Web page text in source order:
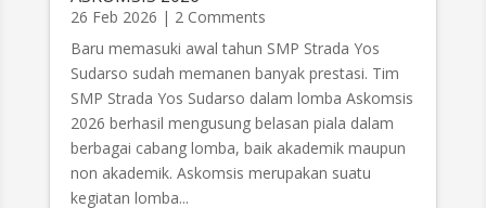
26 Feb 2026 | 2 Comments
Baru memasuki awal tahun SMP Strada Yos
Sudarso sudah memanen banyak prestasi. Tim
SMP Strada Yos Sudarso dalam lomba Askomsis
2026 berhasil mengusung belasan piala dalam
berbagai cabang lomba, baik akademik maupun
non akademik. Askomsis merupakan suatu
kegiatan lomba...